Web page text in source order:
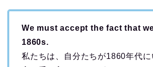
We must accept the fact that
1860s.
私たちは、自分たちが1860年代